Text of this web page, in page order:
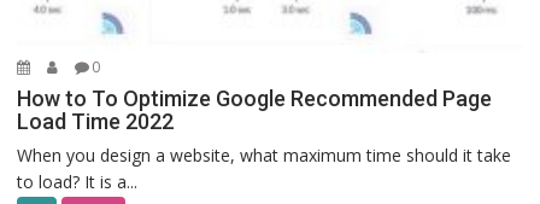
0
How to To Optimize Google Recommended Page
Load Time 2022
When you design a website, what maximum time should it take
to load? It is a...